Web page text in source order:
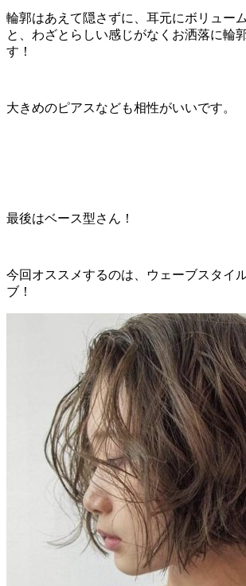
輪郭はあえて隠さずに、耳元にボリュー
と、わざとらしい感じがなくお洒落に輪
す！
大きめのピアスなども相性がいいです。
最後はベース型さん！
今回オススメするのは、ウェーブスタイ
ブ！